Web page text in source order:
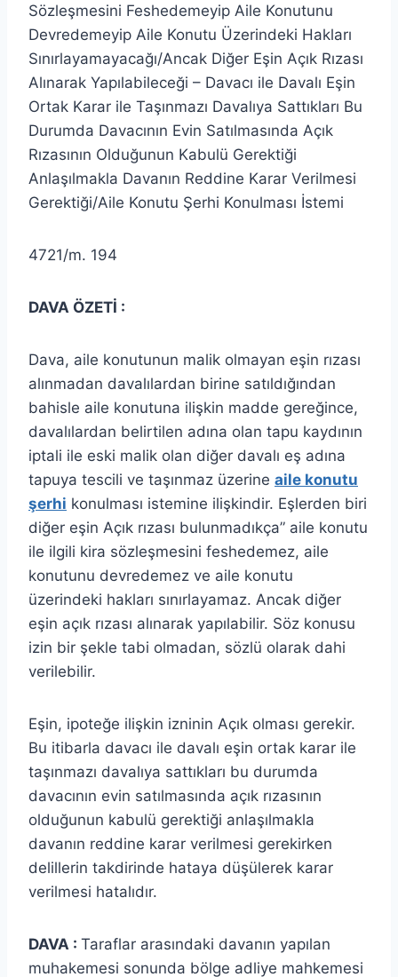
Sözleşmesini Feshedemeyip Aile Konutunu
Devredemeyip Aile Konutu Üzerindeki Hakları
Sınırlayamayacağı/Ancak Diğer Eşin Açık Rızası
Alınarak Yapılabileceği – Davacı ile Davalı Eşin
Ortak Karar ile Taşınmazı Davalıya Sattıkları Bu
Durumda Davacının Evin Satılmasında Açık
Rızasının Olduğunun Kabulü Gerektiği
Anlaşılmakla Davanın Reddine Karar Verilmesi
Gerektiği/Aile Konutu Şerhi Konulması İstemi
4721/m. 194
DAVA ÖZETİ :
Dava, aile konutunun malik olmayan eşin rızası
alınmadan davalılardan birine satıldığından
bahisle aile konutuna ilişkin madde gereğince,
davalılardan belirtilen adına olan tapu kaydının
iptali ile eski malik olan diğer davalı eş adına
tapuya tescili ve taşınmaz üzerine aile konutu
şerhi konulması istemine ilişkindir. Eşlerden biri
diğer eşin Açık rızası bulunmadıkça” aile konutu
ile ilgili kira sözleşmesini feshedemez, aile
konutunu devredemez ve aile konutu
üzerindeki hakları sınırlayamaz. Ancak diğer
eşin açık rızası alınarak yapılabilir. Söz konusu
izin bir şekle tabi olmadan, sözlü olarak dahi
verilebilir.
Eşin, ipoteğe ilişkin izninin Açık olması gerekir.
Bu itibarla davacı ile davalı eşin ortak karar ile
taşınmazı davalıya sattıkları bu durumda
davacının evin satılmasında açık rızasının
olduğunun kabulü gerektiği anlaşılmakla
davanın reddine karar verilmesi gerekirken
delillerin takdirinde hataya düşülerek karar
verilmesi hatalıdır.
DAVA : Taraflar arasındaki davanın yapılan
muhakemesi sonunda bölge adliye mahkemesi